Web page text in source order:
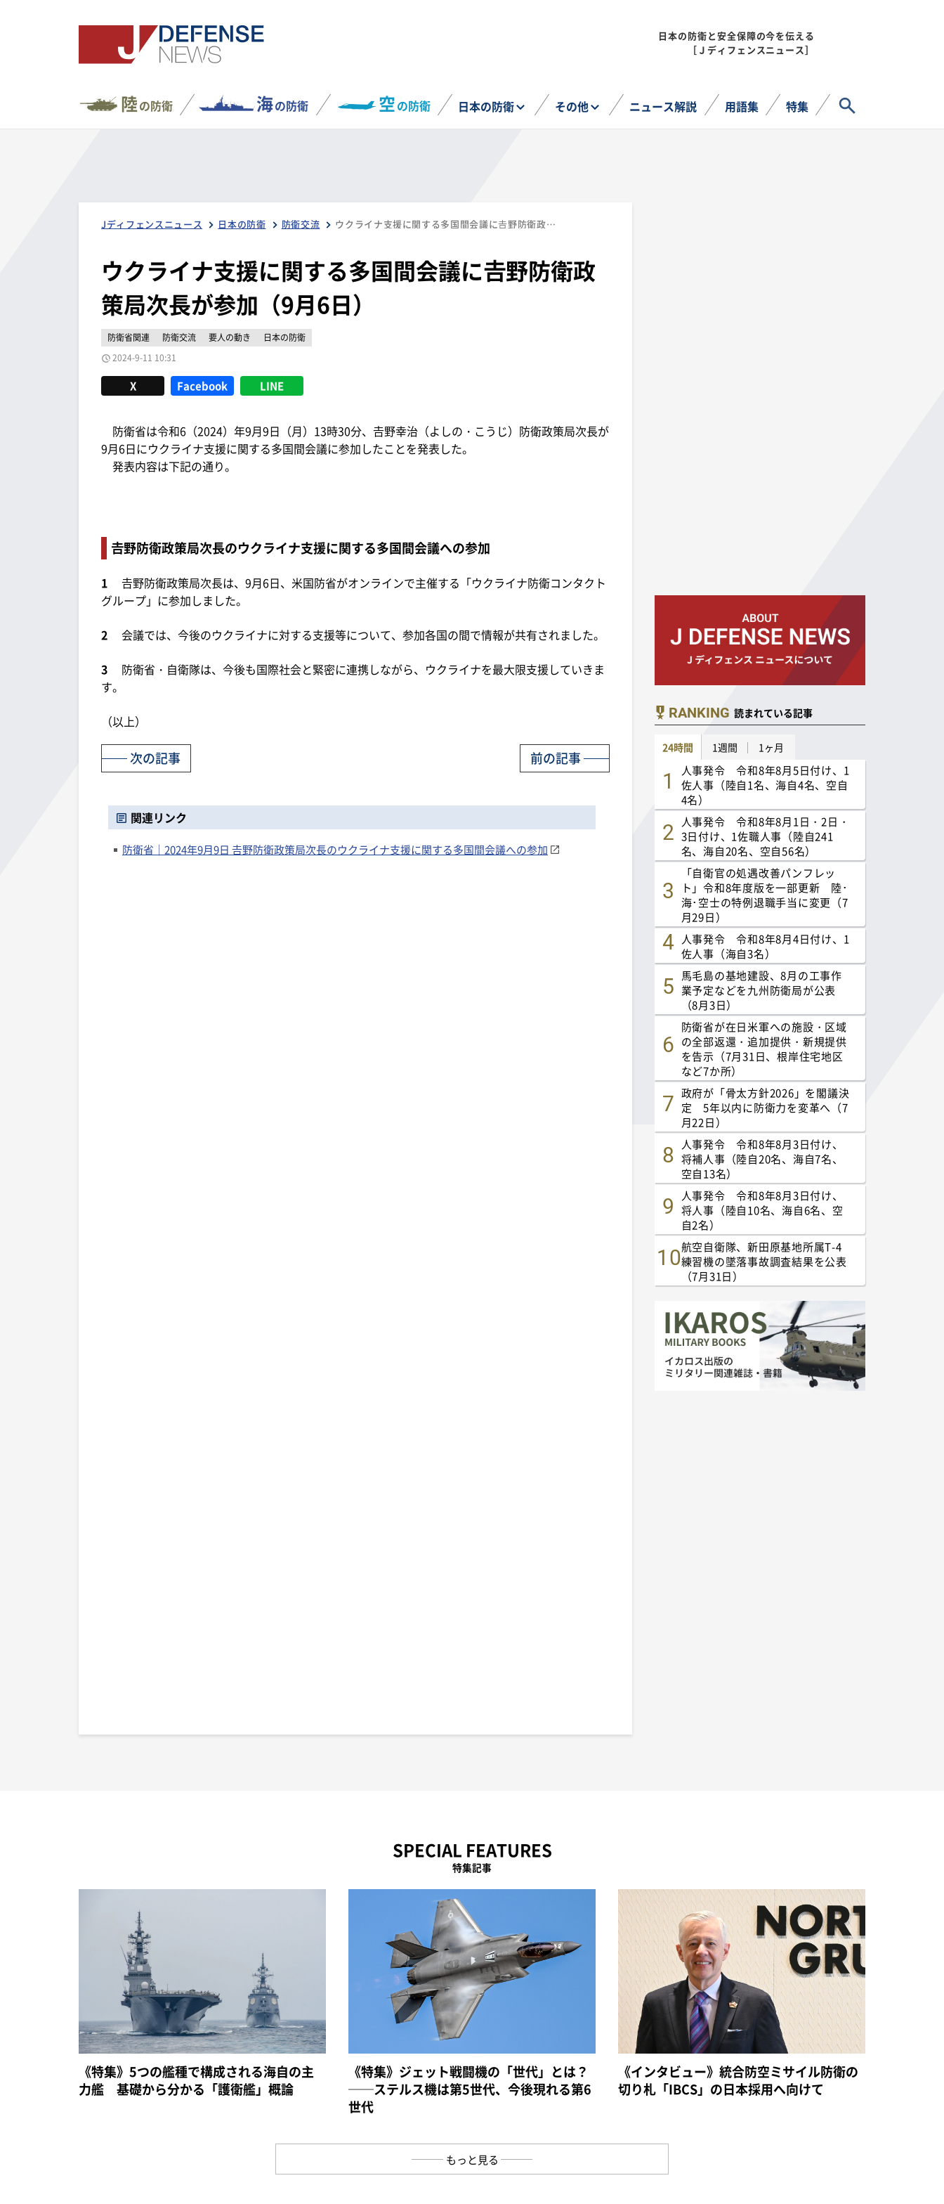
日本の防衛と安全保障の今を伝える
［Ｊディフェンスニュース］
陸の防衛 海の防衛 空の防衛 日本の防衛 その他 ニュース解説 用語集 特集
Jディフェンスニュース 日本の防衛 防衛交流 ウクライナ支援に関する多国間会議に𠮷野防衛政策局次長が参加（9月6日）
ウクライナ支援に関する多国間会議に𠮷野防衛政
策局次長が参加（9月6日）
防衛省関連 防衛交流 要人の動き
日本の防衛
2024-9-11 10:31
X Facebook LINE
防衛省は令和6（2024）年9月9日（月）13時30分、𠮷野幸治（よしの・こうじ）防衛政策局次長が
9月6日にウクライナ支援に関する多国間会議に参加したことを発表した。
発表内容は下記の通り。
𠮷野防衛政策局次長のウクライナ支援に関する多国間会議への参加
1
𠮷野防衛政策局次長は、9月6日、米国防省がオンラインで主催する「ウクライナ防衛コンタクト
グループ」に参加しました。
2 会議では、今後のウクライナに対する支援等について、参加各国の間で情報が共有されました。
3
防衛省・自衛隊は、今後も国際社会と緊密に連携しながら、ウクライナを最大限支援していきま
す。
（以上）
前の記事
次の記事
関連リンク
防衛省｜2024年9月9日 𠮷野防衛政策局次長のウクライナ支援に関する多国間会議への参加
RANKING 読まれている記事
24時間 1週間 1ヶ月
人事発令 令和8年8月5日付け、1
佐人事（陸自1名、海自4名、空自
4名）
人事発令 令和8年8月1日・2日・
3日付け、1佐職人事（陸自241
名、海自20名、空自56名）
「自衛官の処遇改善パンフレッ
ト」令和8年度版を一部更新 陸･
海･空士の特例退職手当に変更（7
月29日）
人事発令 令和8年8月4日付け、1
佐人事（海自3名）
馬毛島の基地建設、8月の工事作
業予定などを九州防衛局が公表
（8月3日）
防衛省が在日米軍への施設・区域
の全部返還・追加提供・新規提供
を告示（7月31日、根岸住宅地区
など7か所）
政府が「骨太方針2026」を閣議決
定 5年以内に防衛力を変革へ（7
月22日）
人事発令 令和8年8月3日付け、
将補人事（陸自20名、海自7名、
空自13名）
人事発令 令和8年8月3日付け、
将人事（陸自10名、海自6名、空
自2名）
航空自衛隊、新田原基地所属T-4
練習機の墜落事故調査結果を公表
（7月31日）
SPECIAL FEATURES
特集記事
《特集》5つの艦種で構成される海自の主
力艦 基礎から分かる「護衛艦」概論
《特集》ジェット戦闘機の「世代」とは？
──ステルス機は第5世代、今後現れる第6
世代
《インタビュー》統合防空ミサイル防衛の
切り札「IBCS」の日本採用へ向けて
もっと見る